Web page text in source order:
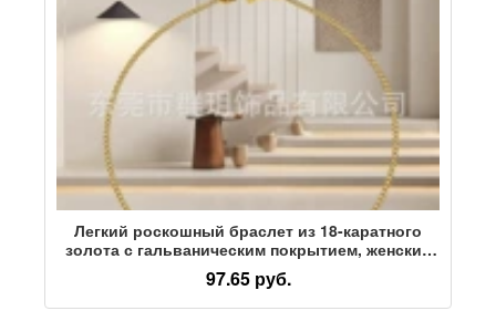
Легкий роскошный браслет из 18-каратного
золота с гальваническим покрытием, женский
браслет, не выцветающий пригородный
браслет с английскими буквами, прямое
одобрение фабрики
97.65 руб.